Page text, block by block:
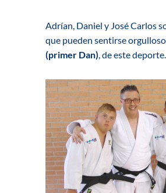
Adrían, Daniel y José Carlos
que pueden sentirse
(primer Dan), de este deporte.